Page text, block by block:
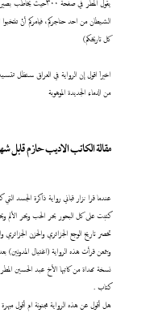
يقول المطر في صفحة
الشيطان من احد حناجركم، فيامركم أنْ
كل تاريخكم)
اخيراَ اقول إن الرواية في العراق ستظل
من الدماء الجديدة الموهوبة
مقالة الكاتب الاديب حازم قابل
عندما قرا نزار قباني رواية ذاكرة الجسد التي
كتبت على كل البحور بحر الحب وبحر الألم
تخصر تاريخ الوجع الجزائري والحزن الجزائري
وبتمعن قرأت هذه الرواية (اغتيال المدونين)
نسخة مهداة من كاتبها الأخ عبد الحسين
كتاب.
هل أقول عن هذه الرواية مجنونة ام أقول